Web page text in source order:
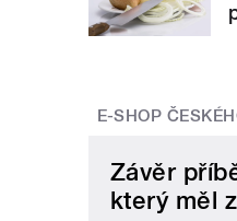
E-SHOP
Závěr
který měl